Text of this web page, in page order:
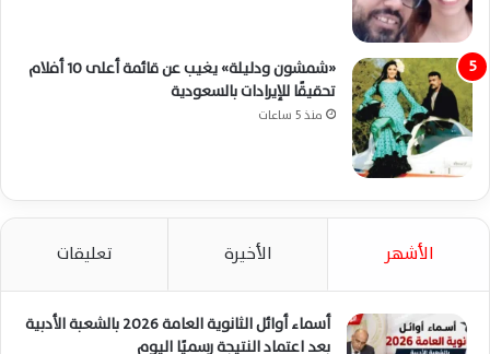
«شمشون ودليلة» يغيب عن قائمة أعلى 10 أفلام
تحقيقًا للإيرادات بالسعودية
منذ 5 ساعات
الأشهر الأخيرة تعليقات
أسماء أوائل الثانوية العامة 2026 بالشعبة الأدبية
بعد اعتماد النتيجة رسميًا اليوم